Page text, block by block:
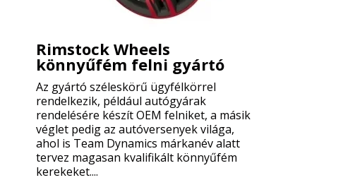
Rimstock Wheels
könnyűfém felni gyártó
Az gyártó széleskörű ügyfélkörrel
rendelkezik, például autógyárak
rendelésére készít OEM felniket, a másik
véglet pedig az autóversenyek világa,
ahol is Team Dynamics márkanév alatt
tervez magasan kvalifikált könnyűfém
kerekeket....